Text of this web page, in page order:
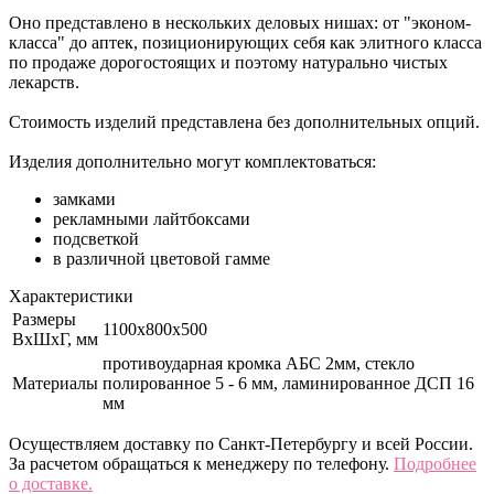
Оно представлено в нескольких деловых нишах: от "эконом-
класса" до аптек, позиционирующих себя как элитного класса
по продаже дорогостоящих и поэтому натурально чистых
лекарств.
Стоимость изделий представлена без дополнительных опций.
Изделия дополнительно могут комплектоваться:
замками
рекламными лайтбоксами
подсветкой
в различной цветовой гамме
Характеристики
Размеры
ВхШхГ, мм
1100x800х500
Материалы
противоударная кромка АБС 2мм, стекло
полированное 5 - 6 мм, ламинированное ДСП 16
мм
Осуществляем доставку по Санкт-Петербургу и всей России.
За расчетом обращаться к менеджеру по телефону. Подробнее
о доставке.